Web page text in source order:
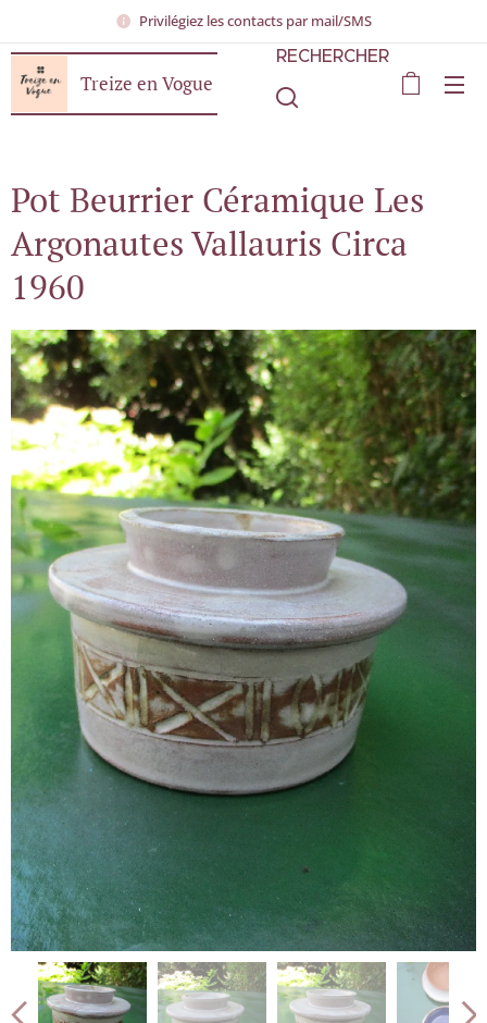
Privilégiez les contacts par mail/SMS
Treize en Vogue
RECHERCHER
Pot Beurrier Céramique Les
Argonautes Vallauris Circa
1960